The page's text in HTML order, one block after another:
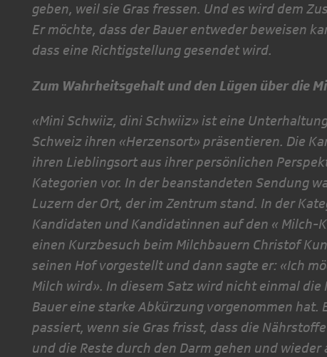
geben, weil sie Gras fressen. Und es wird dem
Er möchte, dass der Bauer entweder beweisen
dass eine Richtigstellung gesendet wird.
Zum Wahrheitsgehalt und den Lügen über die
«Mini Schwiiz, dini Schwiiz» ist eine
Schweiz ihren «Herzensort» präsentieren. Die
ihren Lieblingsort aus ihrer per­sönlichen
Kategorien vor. In der beanstandeten Sen­dung
Luzern der Ort, der im Zentrum stand. In der
Kandidaten und Kandidatinnen auf den « Milch-
einen Kurzbesuch beim Milchbauern Christof
sei­nen Hof vorgestellt und dann sagte er: «Ich
Milch wird». In diesem Satz wird nicht einmal
Bauer eine starke Abkürzung vorgenommen hat.
passiert, wenn sie Gras frisst, dass die
und die Reste durch den Darm gehen und wieder